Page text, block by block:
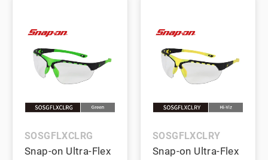
SOSGFLXCLRG
Snap-on Ultra-Flex
SOSGFLXCLRY
Snap-on Ultra-Flex